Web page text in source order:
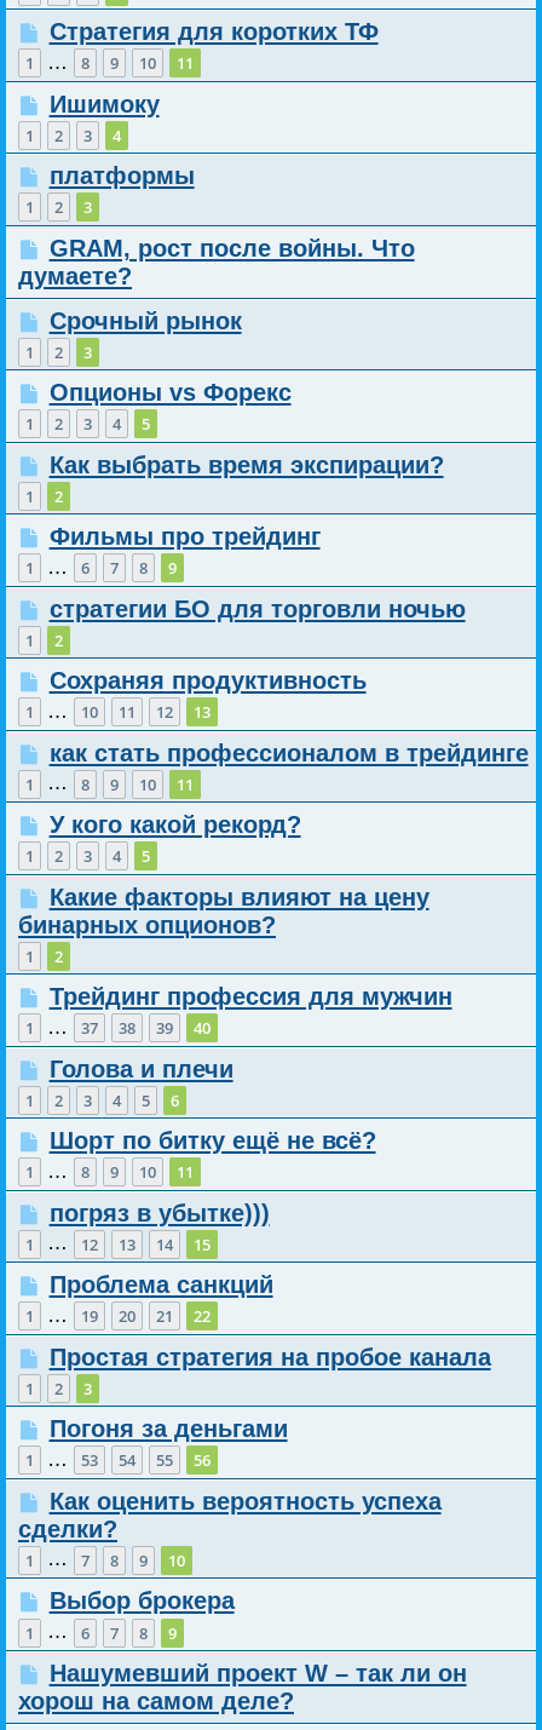
Стратегия для коротких ТФ
1 … 8 9 10 11
Ишимоку
1 2 3 4
платформы
1 2 3
GRAM, рост после войны. Что
думаете?
Срочный рынок
1 2 3
Опционы vs Форекс
1 2 3 4 5
Как выбрать время экспирации?
1 2
Фильмы про трейдинг
1 … 6 7 8 9
стратегии БО для торговли ночью
1 2
Сохраняя продуктивность
1 … 10 11 12 13
как стать профессионалом в трейдинге
1 … 8 9 10 11
У кого какой рекорд?
1 2 3 4 5
Какие факторы влияют на цену
бинарных опционов?
1 2
Трейдинг профессия для мужчин
1 … 37 38 39 40
Голова и плечи
1 2 3 4 5 6
Шорт по битку ещё не всё?
1 … 8 9 10 11
погряз в убытке)))
1 … 12 13 14 15
Проблема санкций
1 … 19 20 21 22
Простая стратегия на пробое канала
1 2 3
Погоня за деньгами
1 … 53 54 55 56
Как оценить вероятность успеха
сделки?
1 … 7 8 9 10
Выбор брокера
1 … 6 7 8 9
Нашумевший проект W – так ли он
хорош на самом деле?